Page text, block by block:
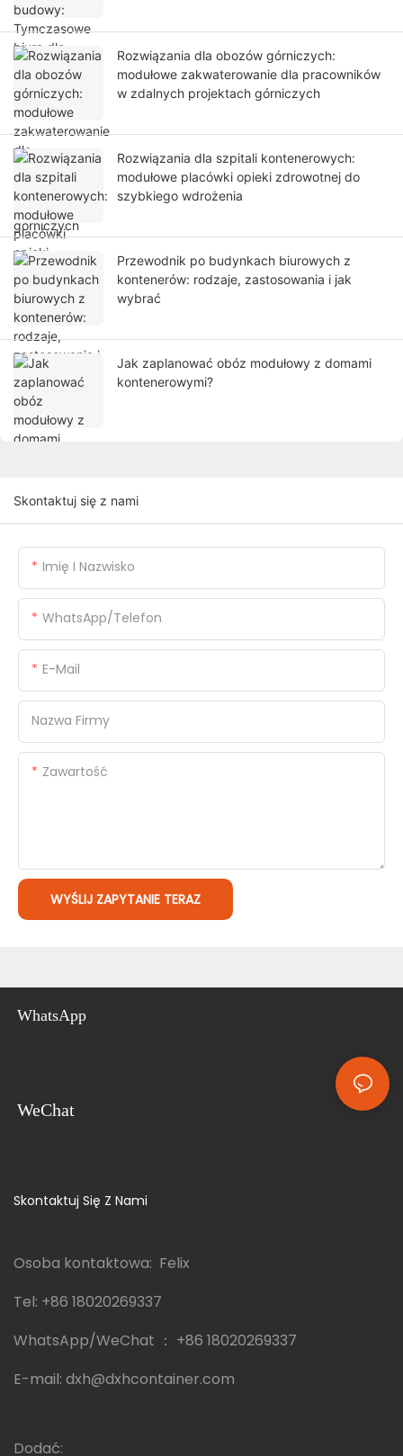
Rozwiązania dla obozów górniczych:
modułowe zakwaterowanie dla pracowników
w zdalnych projektach górniczych
Rozwiązania dla szpitali kontenerowych:
modułowe placówki opieki zdrowotnej do
szybkiego wdrożenia
Przewodnik po budynkach biurowych z
kontenerów: rodzaje, zastosowania i jak
wybrać
Jak zaplanować obóz modułowy z domami
kontenerowymi?
Skontaktuj się z nami
Imię I Nazwisko
WhatsApp/telefon
E-Mail
Nazwa Firmy
Zawartość
WYŚLIJ ZAPYTANIE TERAZ
WhatsApp
WeChat
Skontaktuj Się Z Nami
Osoba kontaktowa: Felix
Tel: +86 18020269337
WhatsApp/WeChat ： +86 18020269337
E-mail: dxh@dxhcontainer.com
Dodać: